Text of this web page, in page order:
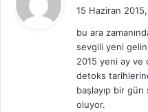
i
k
i
15 Haziran
bu ara
sevgili yeni
2015 yeni ay ve
detoks
başlayıp bir
oluyor.